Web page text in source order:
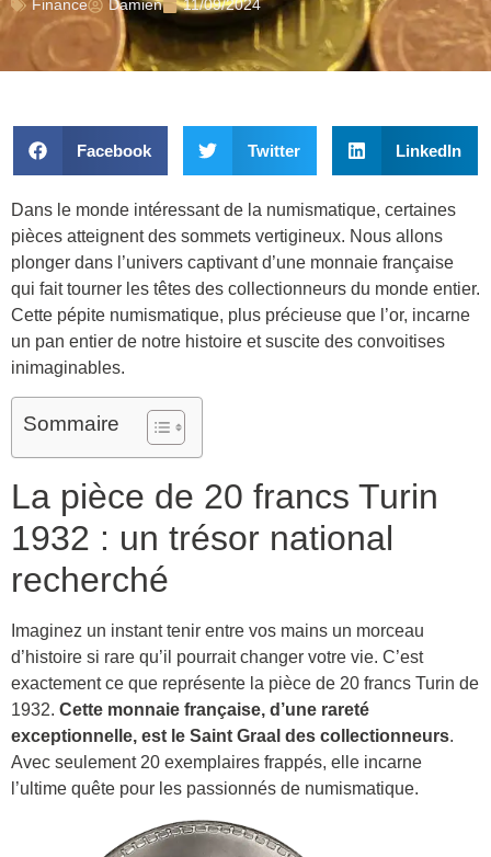
Finance Damien 11/09/2024
Facebook Twitter LinkedIn
Dans le monde intéressant de la numismatique, certaines
pièces atteignent des sommets vertigineux. Nous allons
plonger dans l’univers captivant d’une monnaie française
qui fait tourner les têtes des collectionneurs du monde entier.
Cette pépite numismatique, plus précieuse que l’or, incarne
un pan entier de notre histoire et suscite des convoitises
inimaginables.
Sommaire
La pièce de 20 francs Turin
1932 : un trésor national
recherché
Imaginez un instant tenir entre vos mains un morceau
d’histoire si rare qu’il pourrait changer votre vie. C’est
exactement ce que représente la pièce de 20 francs Turin de
1932. Cette monnaie française, d’une rareté
exceptionnelle, est le Saint Graal des collectionneurs.
Avec seulement 20 exemplaires frappés, elle incarne
l’ultime quête pour les passionnés de numismatique.